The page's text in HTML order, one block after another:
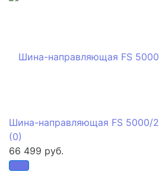
Шина-направляющая FS 5000/2
(0)
66 499 руб.